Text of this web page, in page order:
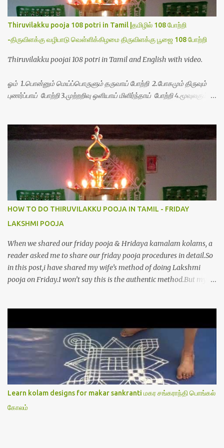
Thiruvilakku pooja 108 potri in Tamil |தமிழில் 108 போற்றி
-திருவிளக்கு வழிபாடு வெள்ளிக்கிழமை திருவிளக்கு பூஜை 108 போற்றி
Thiruvilakku poojai 108 potri in Tamil and English with video.
ஓம் 1.பொன்னும் மெய்ப்பொருளும் தருவாய் போற்றி 2.போகமும் திருவும்
புணர்ப்பாய் போற்றி 3.முற்றறிவு ஒளியாய் மிளிர்ந்தாய் போற்றி 4.மூவுலகும்
8.பிறர்வயமாகா பெரியோய் போற்றி 9.பேரின்பப் பெருக்காய் பொலிந்தாய்
போற்றி 10.பேரருட்கடலாம் பேரரு...
HOW TO DO THIRUVILAKKU POOJA IN TAMIL - FRIDAY
LAKSHMI POOJA
When we shared our friday pooja & Hridaya kamalam kolams, a
reader asked me to share our friday pooja procedures in detail.So
in this post,i have shared my wife’s method of doing Lakshmi
pooja on Friday.I won’t say this is the authentic method.But my
Lakshmi poojai with Thiruvilakku poojai
kolam,Hridayakamalam kolam and thiruvilakku pooja
stotram/slokas along with 108 potri in tamil. i.e Archanai slokam
in Tamil.I have tried my best to explain the pooja procedures.Hope
u will find it helpful.I have attached all the sloka pictures from our
book “ Jayamangala sthothram”. I have also typed the Shodasha
upachara pooja sthothram in Tamil & English. If u want to use
this pictures in your website,please ask our permission.Thanks for
Learn kolam designs for makar sankranti மகர சங்கராந்தி பொங்கல்
கோலம்